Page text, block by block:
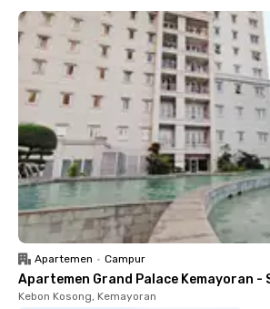
Apartemen • Campur
Apartemen Grand Palace Kemayoran -
Kebon Kosong, Kemayoran